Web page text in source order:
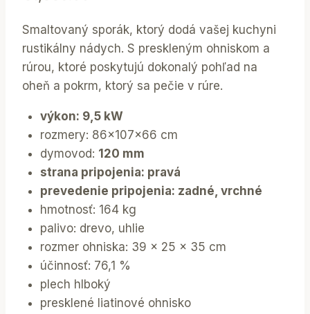
Smaltovaný sporák, ktorý dodá vašej kuchyni
rustikálny nádych. S preskleným ohniskom a
rúrou, ktoré poskytujú dokonalý pohľad na
oheň a pokrm, ktorý sa pečie v rúre.
výkon: 9,5 kW
rozmery: 86x107x66 cm
dymovod: 120 mm
strana pripojenia: pravá
prevedenie pripojenia: zadné, vrchné
hmotnosť: 164 kg
palivo: drevo, uhlie
rozmer ohniska: 39 x 25 x 35 cm
účinnosť: 76,1 %
plech hlboký
presklené liatinové ohnisko